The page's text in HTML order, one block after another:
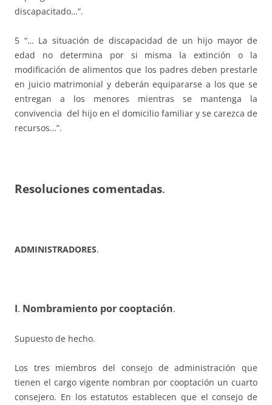
discapacitado…”.
5 “… La situación de discapacidad de un hijo mayor de
edad no determina por si misma la extinción o la
modificación de alimentos que los padres deben prestarle
en juicio matrimonial y deberán equipararse a los que se
entregan a los menores mientras se mantenga la
convivencia del hijo en el domicilio familiar y se carezca de
recursos…”.
Resoluciones comentadas.
ADMINISTRADORES.
I. Nombramiento por cooptación.
Supuesto de hecho.
Los tres miembros del consejo de administración que
tienen el cargo vigente nombran por cooptación un cuarto
consejero. En los estatutos establecen que el consejo de